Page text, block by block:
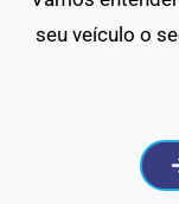
seu veículo o